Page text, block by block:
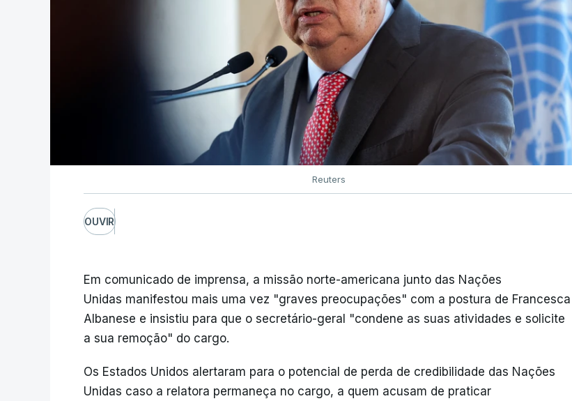
Reuters
OUVIR
Em comunicado de imprensa, a missão norte-americana junto das Nações
Unidas manifestou mais uma vez "graves preocupações" com a postura de Francesca
Albanese e insistiu para que o secretário-geral "condene as suas atividades e solicite
a sua remoção" do cargo.
Os Estados Unidos alertaram para o potencial de perda de credibilidade das Nações
Unidas caso a relatora permaneça no cargo, a quem acusam de praticar